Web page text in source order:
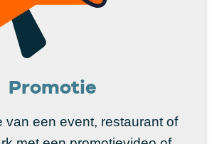
Promotie
van een event, restaurant of